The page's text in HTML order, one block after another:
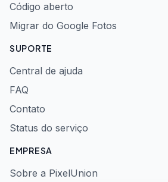
Código aberto
Migrar do Google Fotos
SUPORTE
Central de ajuda
FAQ
Contato
Status do serviço
EMPRESA
Sobre a PixelUnion